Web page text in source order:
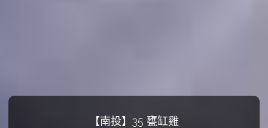
【南投】35 甕缸雞